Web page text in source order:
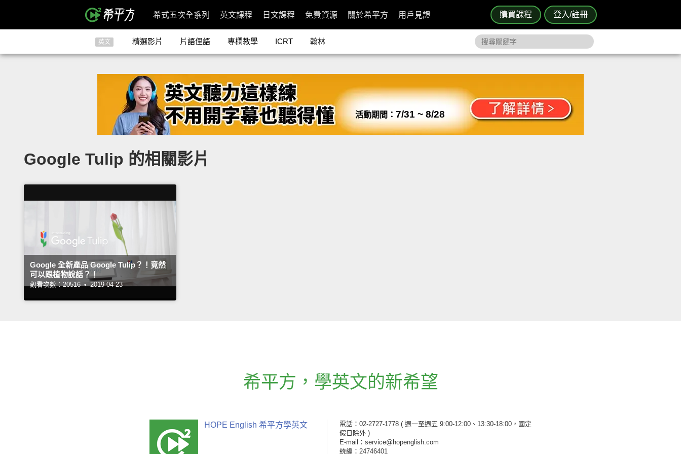
購買課程 登入/註冊
希式五次全系列 英文課程 日文課程 免費資源 關於希平方 用戶見證
英文 精選影片 片語俚語 專欄教學 ICRT 翰林
活動期間： 7/31 ~ 8/28
Google Tulip 的相關影片
Google 全新產品 Google Tulip？！竟然
可以跟植物說話？！
觀看次數：20516 • 2019-04-23
希平方 ， 學英文的新希望
HOPE English 希平方學英文 電話：02-2727-1778 ( 週一至週五 9:00-12:00、13:30-18:00，國定
假日除外 )
E-mail：service@hopenglish.com
統編：24746401